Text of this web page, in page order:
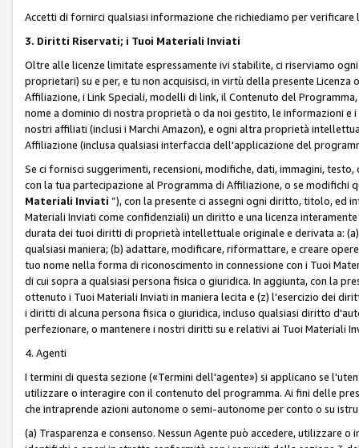
Accetti di fornirci qualsiasi informazione che richiediamo per
3. Diritti Riservati; i Tuoi Materiali Inviati
Oltre alle licenze limitate espressamente ivi stabilite, ci riserviamo
proprietari) su e per, e tu non acquisisci, in virtù della presente
Affiliazione, i Link Speciali, modelli di link, il Contenuto del
nome a dominio di nostra proprietà o da noi gestito, le informazioni e
nostri affiliati (inclusi i Marchi Amazon), e ogni altra proprietà
Affiliazione (inclusa qualsiasi interfaccia dell'applicazione del
Se ci fornisci suggerimenti, recensioni, modifiche, dati, immagini,
con la tua partecipazione al Programma di Affiliazione, o se modifichi
Materiali Inviati ”), con la presente ci assegni ogni diritto, titolo, ed
Materiali Inviati come confidenziali) un diritto e una licenza
durata dei tuoi diritti di proprietà intellettuale originale e derivata a:
qualsiasi maniera; (b) adattare, modificare, riformattare, e creare
tuo nome nella forma di riconoscimento in connessione con i Tuoi
di cui sopra a qualsiasi persona fisica o giuridica. In aggiunta, con la
ottenuto i Tuoi Materiali Inviati in maniera lecita e (z) l'esercizio dei
i diritti di alcuna persona fisica o giuridica, incluso qualsiasi diritto
perfezionare, o mantenere i nostri diritti su e relativi ai Tuoi Materiali
4. Agenti
I termini di questa sezione («Termini dell'agente») si applicano se
utilizzare o interagire con il contenuto del programma. Ai fini delle
che intraprende azioni autonome o semi-autonome per conto o su
(a) Trasparenza e consenso. Nessun Agente può accedere, utilizzare